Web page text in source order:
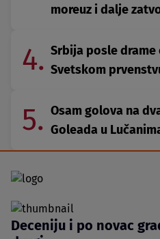
moreuz i dalje
4. Srbija posle
Svetskom
5. Osam golova na
Goleada u
Deceniju i po novac